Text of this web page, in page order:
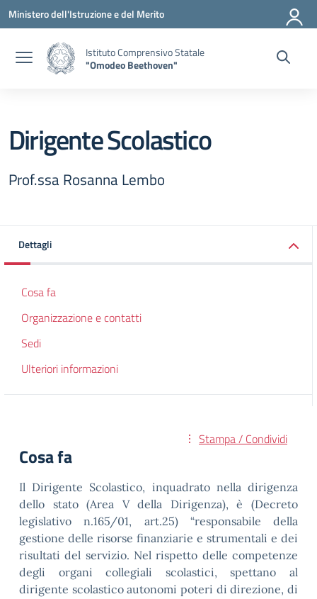
Vai ai contenuti
Vai al menu di navigazione
Vai al footer
Ministero dell'Istruzione e del Merito
Istituto Comprensivo Statale
"Omodeo Beethoven"
Dirigente Scolastico
Prof.ssa Rosanna Lembo
Dettagli
Cosa fa
Organizzazione e contatti
Sedi
Ulteriori informazioni
Stampa / Condividi
Cosa fa
Il Dirigente Scolastico, inquadrato nella dirigenza
dello stato (Area V della Dirigenza), è (Decreto
legislativo n.165/01, art.25) “responsabile della
gestione delle risorse finanziarie e strumentali e dei
risultati del servizio. Nel rispetto delle competenze
degli organi collegiali scolastici, spettano al
dirigente scolastico autonomi poteri di direzione, di